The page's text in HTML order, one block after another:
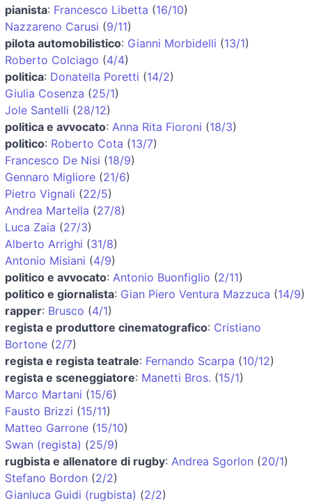
pianista: Francesco Libetta (16/10)
Nazzareno Carusi (9/11)
pilota automobilistico: Gianni Morbidelli (13/1)
Roberto Colciago (4/4)
politica: Donatella Poretti (14/2)
Giulia Cosenza (25/1)
Jole Santelli (28/12)
politica e avvocato: Anna Rita Fioroni (18/3)
politico: Roberto Cota (13/7)
Francesco De Nisi (18/9)
Gennaro Migliore (21/6)
Pietro Vignali (22/5)
Andrea Martella (27/8)
Luca Zaia (27/3)
Alberto Arrighi (31/8)
Antonio Misiani (4/9)
politico e avvocato: Antonio Buonfiglio (2/11)
politico e giornalista: Gian Piero Ventura Mazzuca (14/9)
rapper: Brusco (4/1)
regista e produttore cinematografico: Cristiano
Bortone (2/7)
regista e regista teatrale: Fernando Scarpa (10/12)
regista e sceneggiatore: Manetti Bros. (15/1)
Marco Martani (15/6)
Fausto Brizzi (15/11)
Matteo Garrone (15/10)
Swan (regista) (25/9)
rugbista e allenatore di rugby: Andrea Sgorlon (20/1)
Stefano Bordon (2/2)
Gianluca Guidi (rugbista) (2/2)